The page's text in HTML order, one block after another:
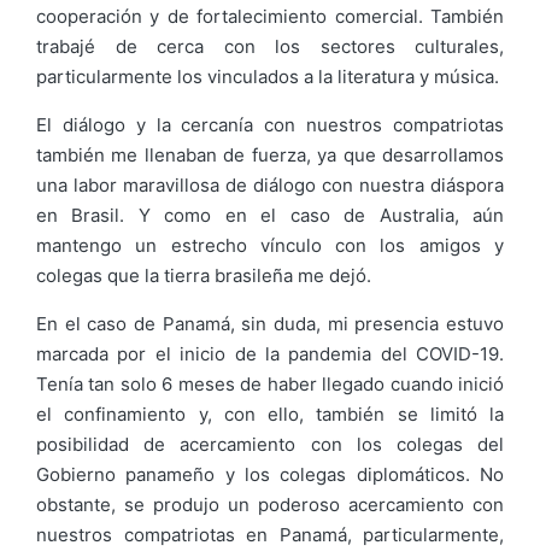
cooperación y de fortalecimiento comercial. También
trabajé de cerca con los sectores culturales,
particularmente los vinculados a la literatura y música.
El diálogo y la cercanía con nuestros compatriotas
también me llenaban de fuerza, ya que desarrollamos
una labor maravillosa de diálogo con nuestra diáspora
en Brasil. Y como en el caso de Australia, aún
mantengo un estrecho vínculo con los amigos y
colegas que la tierra brasileña me dejó.
En el caso de Panamá, sin duda, mi presencia estuvo
marcada por el inicio de la pandemia del COVID-19.
Tenía tan solo 6 meses de haber llegado cuando inició
el confinamiento y, con ello, también se limitó la
posibilidad de acercamiento con los colegas del
Gobierno panameño y los colegas diplomáticos. No
obstante, se produjo un poderoso acercamiento con
nuestros compatriotas en Panamá, particularmente,